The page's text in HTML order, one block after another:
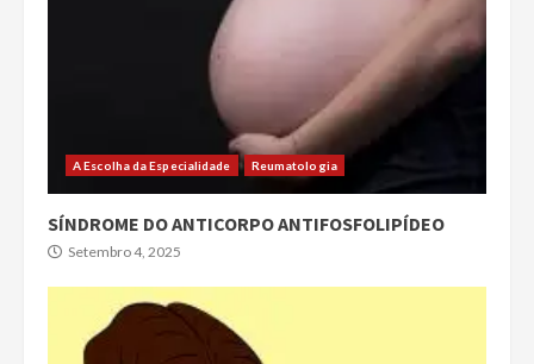
A Escolha da Especialidade Reumatologia
SÍNDROME DO ANTICORPO ANTIFOSFOLIPÍDEO
Setembro 4, 2025